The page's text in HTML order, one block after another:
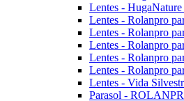
Lentes -
Lentes - Rolanpro
Lentes - Rolanpro
Lentes - Rolanpro
Lentes - Rolanpro
Lentes - Rolanpro
Lentes - Vida
Parasol -